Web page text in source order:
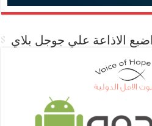
الاذاعة علي جوجل بلاي